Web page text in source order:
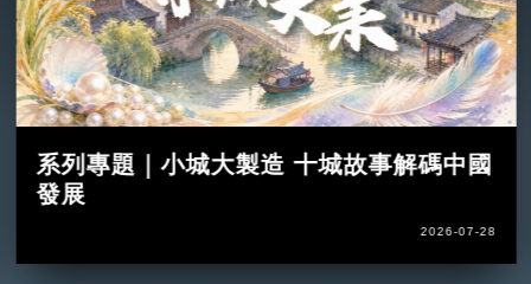
系列專題｜小城大製造 十城故事解碼中國
發展
2026-07-28